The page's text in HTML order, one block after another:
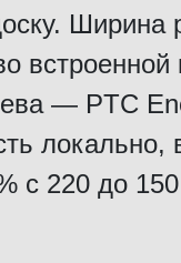
Ширина
встроенной
— PTC
локально,
с 220 до